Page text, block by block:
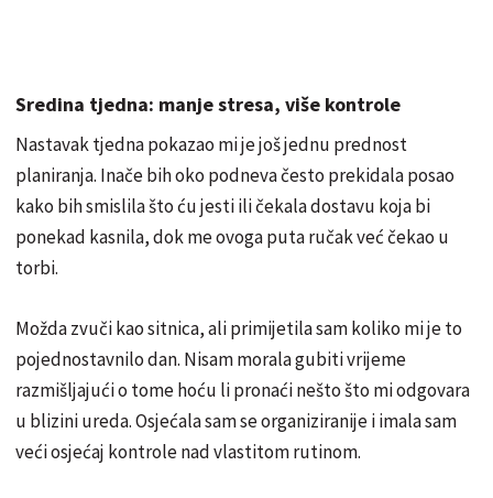
Sredina tjedna: manje stresa, više kontrole
Nastavak tjedna pokazao mi je još jednu prednost
planiranja. Inače bih oko podneva često prekidala posao
kako bih smislila što ću jesti ili čekala dostavu koja bi
ponekad kasnila, dok me ovoga puta ručak već čekao u
torbi.
Možda zvuči kao sitnica, ali primijetila sam koliko mi je to
pojednostavnilo dan. Nisam morala gubiti vrijeme
razmišljajući o tome hoću li pronaći nešto što mi odgovara
u blizini ureda. Osjećala sam se organiziranije i imala sam
veći osjećaj kontrole nad vlastitom rutinom.